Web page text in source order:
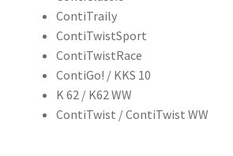
ContiTraily
ContiTwistSport
ContiTwistRace
ContiGo! / KKS 10
K 62 / K62 WW
ContiTwist / ContiTwist WW